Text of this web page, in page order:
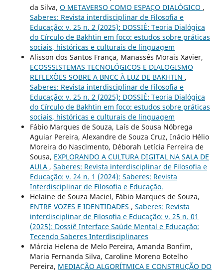
da Silva, O METAVERSO COMO ESPAÇO DIALÓGICO ,
Saberes: Revista interdisciplinar de Filosofia e
Educação: v. 25 n. 2 (2025): DOSSIÊ: Teoria Dialógica
do Círculo de Bakhtin em foco: estudos sobre práticas
sociais, históricas e culturais de linguagem
Alisson dos Santos França, Manassés Morais Xavier,
ECOSSSISTEMAS TECNOLÓGICOS E DIALOGISMO
REFLEXÕES SOBRE A BNCC À LUZ DE BAKHTIN ,
Saberes: Revista interdisciplinar de Filosofia e
Educação: v. 25 n. 2 (2025): DOSSIÊ: Teoria Dialógica
do Círculo de Bakhtin em foco: estudos sobre práticas
sociais, históricas e culturais de linguagem
Fábio Marques de Souza, Laís de Sousa Nóbrega
Aguiar Pereira, Alexandre de Souza Cruz, Inácio Hélio
Moreira do Nascimento, Déborah Letícia Ferreira de
Sousa, EXPLORANDO A CULTURA DIGITAL NA SALA DE
AULA , Saberes: Revista interdisciplinar de Filosofia e
Educação: v. 24 n. 1 (2024): Saberes: Revista
Interdisciplinar de Filosofia e Educação.
Helaine de Souza Maciel, Fábio Marques de Souza,
ENTRE VOZES E IDENTIDADES , Saberes: Revista
interdisciplinar de Filosofia e Educação: v. 25 n. 01
(2025): Dossiê Interface Saúde Mental e Educação:
Tecendo Saberes Interdisciplinares
Márcia Helena de Melo Pereira, Amanda Bonfim,
Maria Fernanda Silva, Caroline Moreno Botelho
Pereira, MEDIAÇÃO ALGORÍTMICA E CONSTRUÇÃO DO